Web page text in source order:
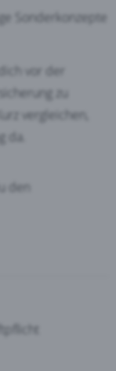
Sonderkonzepte
vor der
zu
vergleichen,
da.
den